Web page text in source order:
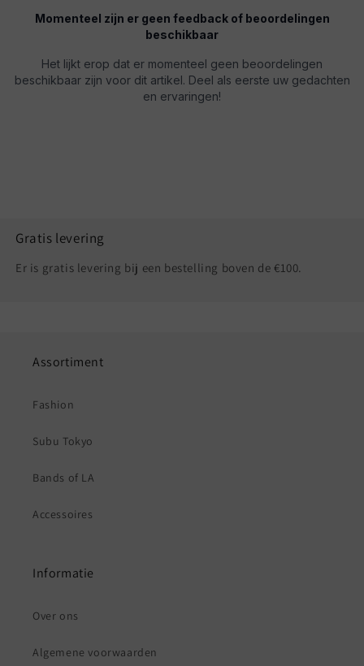
Gratis levering
Er is gratis levering bij een bestelling boven de €100.
Assortiment
Fashion
Subu Tokyo
Bands of LA
Accessoires
Informatie
Over ons
Algemene voorwaarden